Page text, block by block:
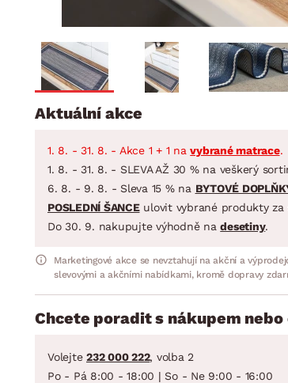
Aktuální akce
1. 8. - 31. 8. - Akce 1 + 1 navybrané matrace.
1. 8. - 31. 8. - SLEVA AŽ 30 % na veškerý
6. 8. - 9. 8. - Sleva 15 % na BYTOVÉ
POSLEDNÍ ŠANCEulovit vybrané produkty za
Do 30. 9. nakupujte výhodně nadesetiny.
Marketingové akce se nevztahují na akční a
slevovými a akčními nabídkami, kromě dopravy
Chcete poradit s nákupem
Volejte 232 000 222, volba 2
Po - Pá 8:00 - 18:00 | So - Ne 9:00 - 16:00